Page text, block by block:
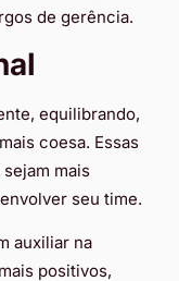
de gerência.
equilibrando,
coesa. Essas
mais
seu time.
auxiliar na
positivos,